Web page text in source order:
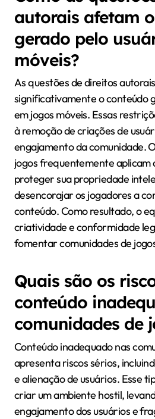
autorais afetam
gerado pelo
móveis?
As questões de direitos
significativamente o conteúdo
em jogos móveis. Essas
à remoção de criações de
engajamento da comunidade.
jogos frequentemente aplicam
proteger sua propriedade
desencorajar os jogadores a
conteúdo. Como resultado, o
criatividade e conformidade
fomentar comunidades de
Quais são os
conteúdo
comunidades de
Conteúdo inadequado nas
apresenta riscos sérios,
e alienação de usuários. Esse
criar um ambiente hostil,
engajamento dos usuários e